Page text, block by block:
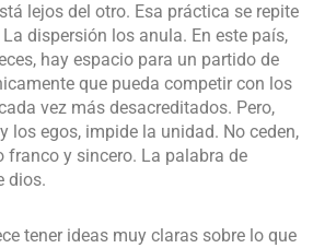
lejos del otro. Esa práctica se repite
dispersión los anula. En este país,
hay espacio para un partido de
que pueda competir con los
vez más desacreditados. Pero,
los egos, impide la unidad. No ceden,
franco y sincero. La palabra de
dios.
tener ideas muy claras sobre lo que